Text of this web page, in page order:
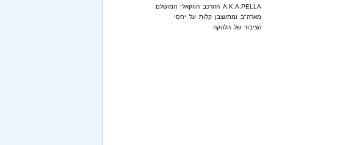
A.K.A.PELLA ההרכב הווקאלי המושלם
מארה"ב ומתעצבן קלות על יחסי
הציבור של הלהקה